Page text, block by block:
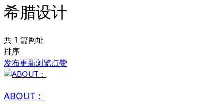
希腊设计
共 1 篇网址
排序
发布更新浏览点赞
ABOUT：